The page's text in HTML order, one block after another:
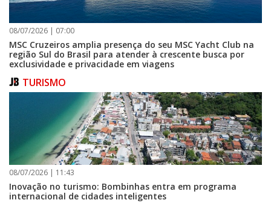
08/07/2026 | 07:00
MSC Cruzeiros amplia presença do seu MSC Yacht Club na
região Sul do Brasil para atender à crescente busca por
exclusividade e privacidade em viagens
TURISMO
08/07/2026 | 11:43
Inovação no turismo: Bombinhas entra em programa
internacional de cidades inteligentes